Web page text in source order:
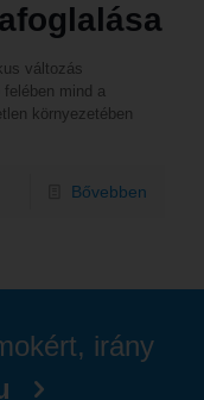
változás
mind a
környezetében
Bővebben
irány